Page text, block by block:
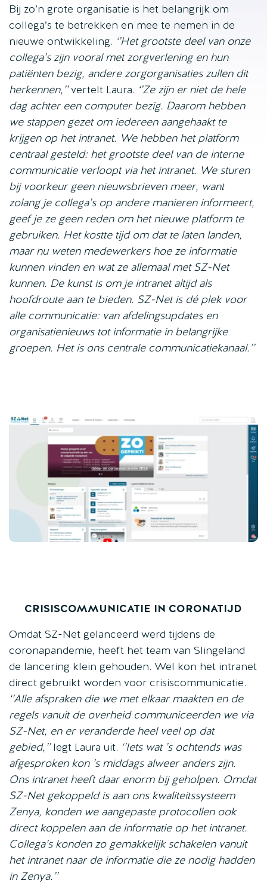
Bij zo’n grote organisatie is het belangrijk om
collega’s te betrekken en mee te nemen in de
nieuwe ontwikkeling. ‘’Het grootste deel van onze
collega’s zijn vooral met zorgverlening en hun
patiënten bezig, andere zorgorganisaties zullen dit
herkennen,’’vertelt Laura. ‘’Ze zijn er niet de hele
dag achter een computer bezig. Daarom hebben
we stappen gezet om iedereen aangehaakt te
krijgen op het intranet. We hebben het platform
centraal gesteld: het grootste deel van de interne
communicatie verloopt via het intranet. We sturen
bij voorkeur geen nieuwsbrieven meer, want
zolang je collega’s op andere manieren informeert,
geef je ze geen reden om het nieuwe platform te
gebruiken. Het kostte tijd om dat te laten landen,
maar nu weten medewerkers hoe ze informatie
kunnen vinden en wat ze allemaal met SZ-Net
kunnen. De kunst is om je intranet altijd als
hoofdroute aan te bieden. SZ-Net is dé plek voor
alle communicatie: van afdelingsupdates en
organisatienieuws tot informatie in belangrijke
groepen. Het is ons centrale communicatiekanaal.’’
CRISISCOMMUNICATIE IN CORONATIJD
Omdat SZ-Net gelanceerd werd tijdens de
coronapandemie, heeft het team van Slingeland
de lancering klein gehouden. Wel kon het intranet
direct gebruikt worden voor crisiscommunicatie.
‘’Alle afspraken die we met elkaar maakten en de
regels vanuit de overheid communiceerden we via
SZ-Net, en er veranderde heel veel op dat
gebied,’’legt Laura uit. ‘’Iets wat ’s ochtends was
afgesproken kon ’s middags alweer anders zijn.
Ons intranet heeft daar enorm bij geholpen. Omdat
SZ-Net gekoppeld is aan ons kwaliteitssysteem
Zenya, konden we aangepaste protocollen ook
direct koppelen aan de informatie op het intranet.
Collega’s konden zo gemakkelijk schakelen vanuit
het intranet naar de informatie die ze nodig hadden
in Zenya.’’